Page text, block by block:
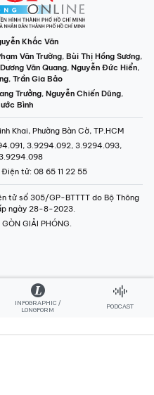
Khắc Văn
Văn Trường, Bùi Thị Hồng Sương,
Dương Văn Quang, Nguyễn Đức Hiển,
, Trần Gia Bảo
Trưởng, Nguyễn Chiến Dũng,
Bình
Khai, Phường Bàn Cờ, TP.HCM
3.9294.092, 3.9294.093,
Điện tử: 08 65 11 22 55
tử số 305/GP-BTTTT do Bộ Thông
ngày 28-8-2023.
GIẢI PHÓNG.
INFOGRAPHIC /
LONGFORM
PODCAST